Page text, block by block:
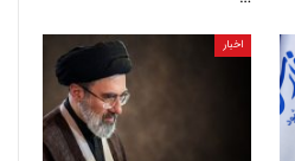
اخبار